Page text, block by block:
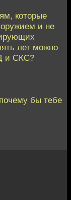
которые
и не
лет можно
и СКС?
бы тебе